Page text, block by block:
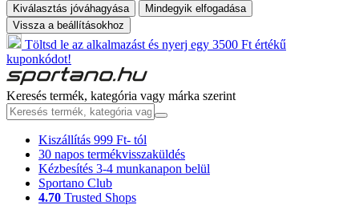
Kiválasztás jóváhagyása
Mindegyik elfogadása
Vissza a beállításokhoz
Töltsd le az alkalmazást és nyerj egy 3500 Ft értékű
kuponkódot!
Keresés termék, kategória vagy márka szerint
Kiszállítás 999 Ft- tól
30 napos termékvisszaküldés
Kézbesítés 3-4 munkanapon belül
Sportano Club
4.70 Trusted Shops